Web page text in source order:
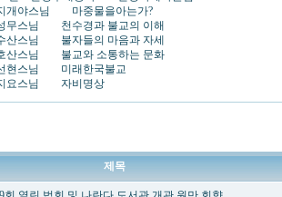
야스님 마중물을아는가?
스님 천수경과 불교의 이해
스님 불자들의 마음과 자세
스님 불교와 소통하는 문화
스님 미래한국불교
스님 자비명상
제목